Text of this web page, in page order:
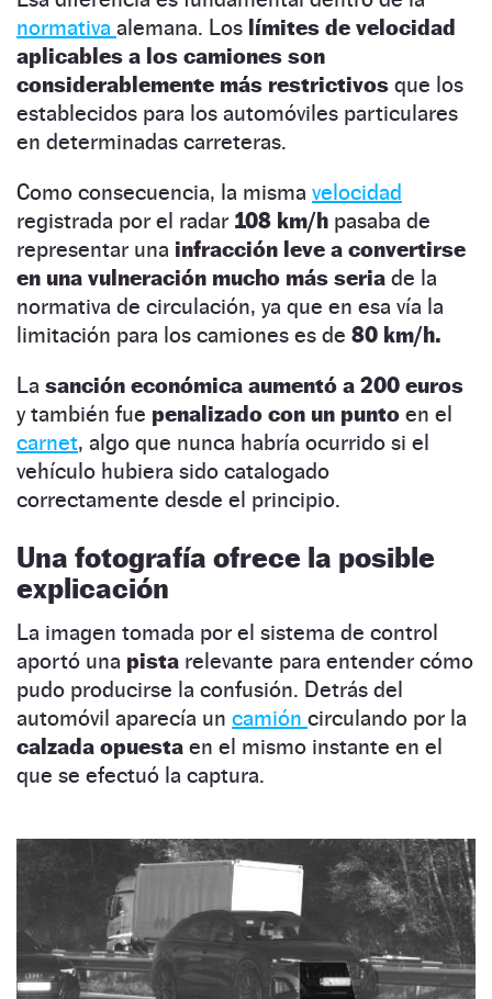
normativa alemana. Los límites de velocidad
aplicables a los camiones son
considerablemente más restrictivos que los
establecidos para los automóviles particulares
en determinadas carreteras.
Como consecuencia, la misma velocidad
registrada por el radar 108 km/h pasaba de
representar una infracción leve a convertirse
en una vulneración mucho más seria de la
normativa de circulación, ya que en esa vía la
limitación para los camiones es de 80 km/h.
La sanción económica aumentó a 200 euros
y también fue penalizado con un punto en el
carnet, algo que nunca habría ocurrido si el
vehículo hubiera sido catalogado
correctamente desde el principio.
Una fotografía ofrece la posible
explicación
La imagen tomada por el sistema de control
aportó una pista relevante para entender cómo
pudo producirse la confusión. Detrás del
automóvil aparecía un camión circulando por la
calzada opuesta en el mismo instante en el
que se efectuó la captura.